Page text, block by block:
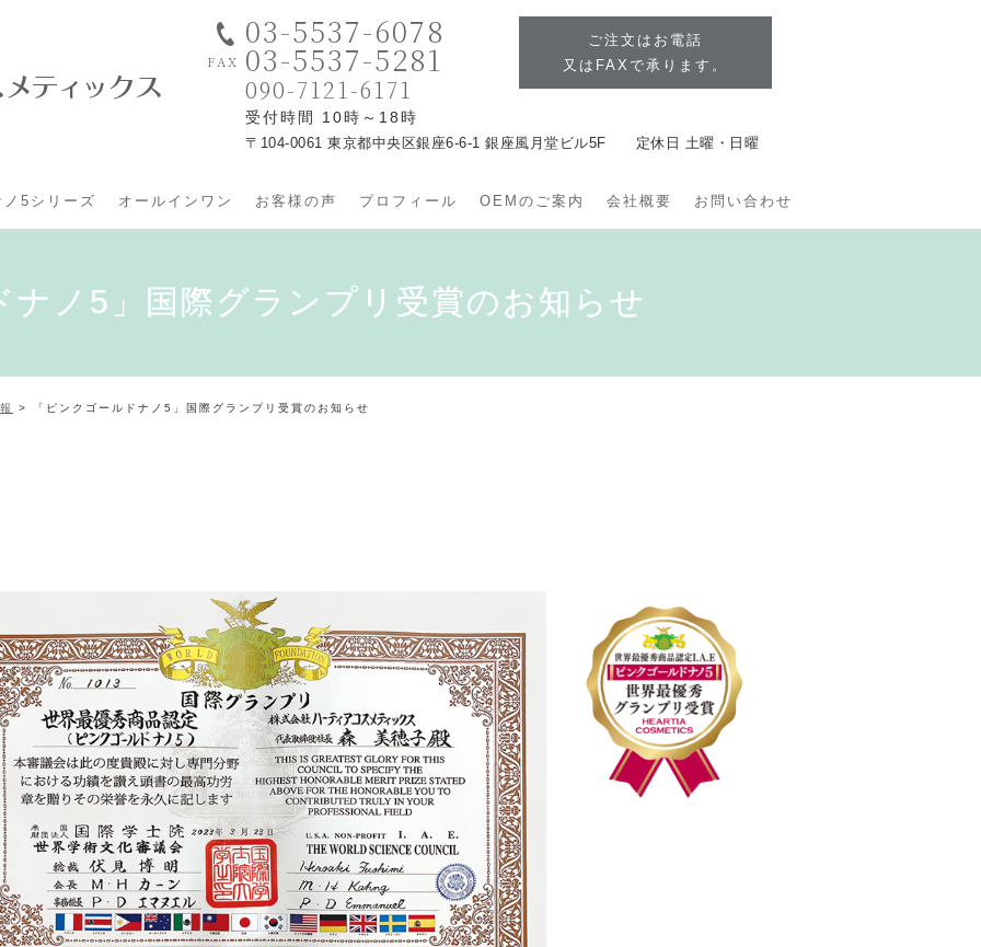
03-5537-6078
03-5537-5281
090-7121-6171
受付時間 10時～18時
ご注文はお電話
又はFAXで承ります。
〒104-0061 東京都中央区銀座6-6-1 銀座風月堂ビル5F 定休日 土曜・日曜
5シリーズ オールインワン お客様の声 プロフィール OEMのご案内 会社概要 お問い合わせ
ナノ5」国際グランプリ受賞のお知らせ
> 「ピンクゴールドナノ5」国際グランプリ受賞のお知らせ